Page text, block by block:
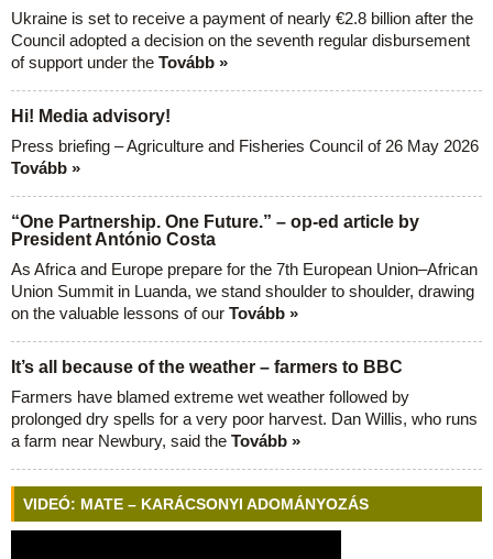
Ukraine is set to receive a payment of nearly €2.8 billion after the
Council adopted a decision on the seventh regular disbursement
of support under the Tovább »
Hi! Media advisory!
Press briefing – Agriculture and Fisheries Council of 26 May 2026
Tovább »
“One Partnership. One Future.” – op-ed article by
President António Costa
As Africa and Europe prepare for the 7th European Union–African
Union Summit in Luanda, we stand shoulder to shoulder, drawing
on the valuable lessons of our Tovább »
It’s all because of the weather – farmers to BBC
Farmers have blamed extreme wet weather followed by
prolonged dry spells for a very poor harvest. Dan Willis, who runs
a farm near Newbury, said the Tovább »
VIDEÓ: MATE – KARÁCSONYI ADOMÁNYOZÁS